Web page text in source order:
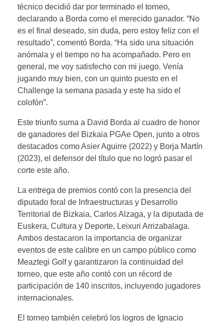
técnico decidió dar por terminado el torneo,
declarando a Borda como el merecido ganador. “No
es el final deseado, sin duda, pero estoy feliz con el
resultado”, comentó Borda. “Ha sido una situación
anómala y el tiempo no ha acompañado. Pero en
general, me voy satisfecho con mi juego. Venía
jugando muy bien, con un quinto puesto en el
Challenge la semana pasada y este ha sido el
colofón”.
Este triunfo suma a David Borda al cuadro de honor
de ganadores del Bizkaia PGAe Open, junto a otros
destacados como Asier Aguirre (2022) y Borja Martín
(2023), el defensor del título que no logró pasar el
corte este año.
La entrega de premios contó con la presencia del
diputado foral de Infraestructuras y Desarrollo
Territorial de Bizkaia, Carlos Alzaga, y la diputada de
Euskera, Cultura y Deporte, Leixuri Arrizabalaga.
Ambos destacaron la importancia de organizar
eventos de este calibre en un campo público como
Meaztegi Golf y garantizaron la continuidad del
torneo, que este año contó con un récord de
participación de 140 inscritos, incluyendo jugadores
internacionales.
El torneo también celebró los logros de Ignacio